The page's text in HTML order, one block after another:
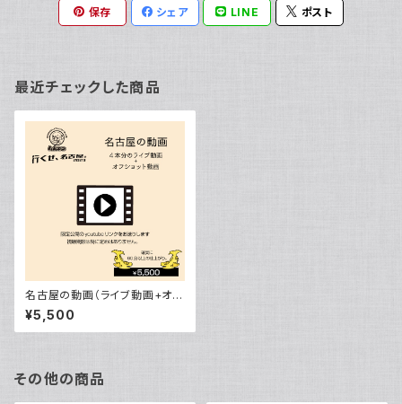
保存 シェア LINE ポスト
最近チェックした商品
名古屋の動画（ライブ動画+オフ
ショット動画）【行くぜ、名古屋。2
023】
¥5,500
その他の商品